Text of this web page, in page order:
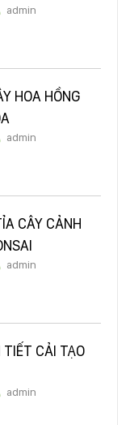
admin
HOA HỒNG
admin
CÂY CẢNH
admin
TIẾT CẢI TẠO
admin